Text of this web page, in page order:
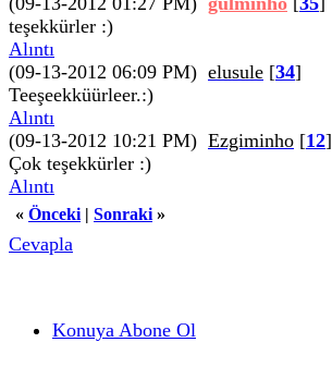
teşekkürler :)
Alıntı
(09-13-2012 06:09 PM) elusule [34]
Teeşeekküürleer.:)
Alıntı
(09-13-2012 10:21 PM) Ezgiminho [12]
Çok teşekkürler :)
Alıntı
« Önceki | Sonraki »
Cevapla
Konuya Abone Ol